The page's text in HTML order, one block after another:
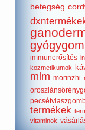
betegség
immunerősítés
kozmetikumok
mlm morinzhi
termékek
vitaminok